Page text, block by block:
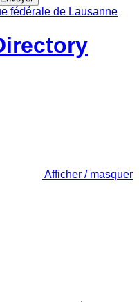
Afficher / masquer